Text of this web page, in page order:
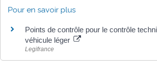
Pour en savoir plus
Points de contrôle pour le contrôle
véhicule léger
Legifrance